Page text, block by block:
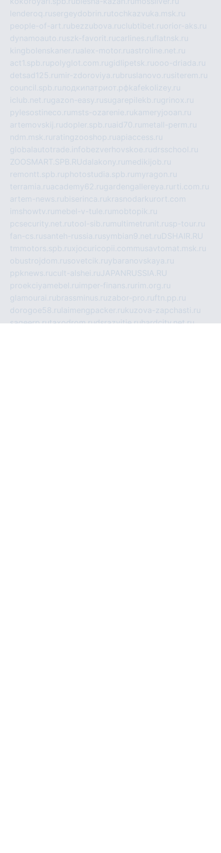
lenderoq.rusergeydobrin.rutochkazvuka.msk.ru
people-of-art.rubezzubova.ruclubtibet.ruorior-aks.ru
dynamoauto.ruszk-favorit.rucarlines.ruflatnsk.ru
kingbolenskaner.rualex-motor.ruastroline.net.ru
act1.spb.rupolyglot.com.rugidlipetsk.ruooo-driada.ru
detsad125.ru mir-zdoroviya.rubruslanovo.rusiterem.ru
council.spb.ruлодкипатриот.рфkafekolizey.ru
iclub.net.rugazon-easy.rusugarepilekb.rugrinox.ru
pylesostineco.ru msts-ozarenie.rukameryjooan.ru
artemovskij.rudopler.spb.ruaid70.ru metall-perm.ru
ndm.msk.ru ratingzooshop.ruapiaccess.ru
globalautotrade.info bezverhovskoe.rudrsschool.ru
ZOOSMART.SPB.RUdalakony.ru medikijob.ru
remontt.spb.ruphotostudia.spb.ru myragon.ru
terramia.ruacademy62.rugardengallereya.ru rti.com.ru
artem-news.rubiserinca.rukrasnodarkurort.com
imshowtv.ru mebel-v-tule.ru mobtopik.ru
pcsecurity.net.rutool-sib.ru multimetrunit.rusp-tour.ru
fan-cs.rusanteh-russia.rusymbian9.net.ruDSHAIR.RU
tmmotors.spb.ruxjocuricopii.com musavtomat.msk.ru
obustrojdom.rusovetcik.ruybaranovskaya.ru
ppknews.rucult-alshei.ruJAPANRUSSIA.RU
proekciyamebel.ru imper-finans.ru rim.org.ru
glamourai.rubrassminus.ruzabor-pro.ruftn.pp.ru
dorogoe58.ru laimengpacker.rukuzova-zapchasti.ru
sageerp.rutaxodrom.rudsrazvitie.ruhardcity.net.ru